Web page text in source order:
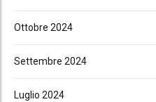
Ottobre 2024
Settembre 2024
Luglio 2024